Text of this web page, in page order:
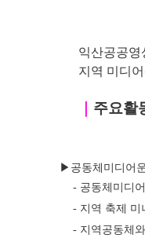
익산공공영
지역 미디
주요활
▶공동체미디어
- 공동체미디
- 지역 축제 미
- 지역공동체